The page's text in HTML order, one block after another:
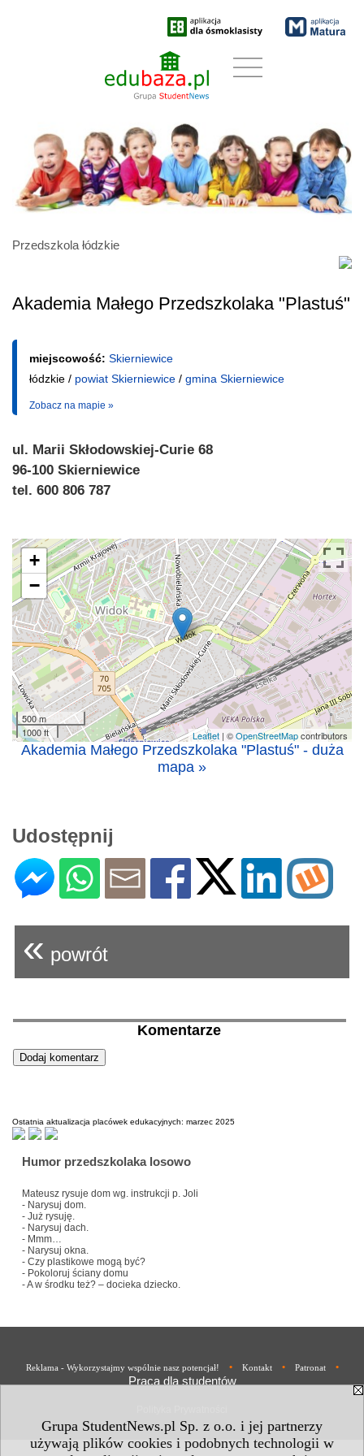
Grupa StudentNews.pl Sp. z o.o. i jej partnerzy
używają plików cookies i podobnych technologii w
Humor przedszkolaka losowo
Mateusz rysuje dom wg. instrukcji p. Joli
- Narysuj dom.
- Już rysuję.
- Narysuj dach.
- Mmm…
- Narysuj okna.
- Czy plastikowe mogą być?
- Pokoloruj ściany domu
- A w środku też? – docieka dziecko.
Przedszkola łódzkie
Akademia Małego Przedszkolaka "Plastuś"
miejscowość: Skierniewice
łódzkie / powiat Skierniewice / gmina Skierniewice
Zobacz na mapie »
ul. Marii Skłodowskiej-Curie 68
96-100 Skierniewice
tel. 600 806 787
+
−
500 m
1000 ft
Leaflet | ©OpenStreetMapcontributors
Akademia Małego Przedszkolaka "Plastuś" - duża
mapa »
Udostępnij
« powrót
Komentarze
Ostatnia aktualizacja placówek edukacyjnych: marzec 2025
Reklama - Wykorzystajmy wspólnie nasz potencjał! • Kontakt • Patronat •
Praca dla studentów